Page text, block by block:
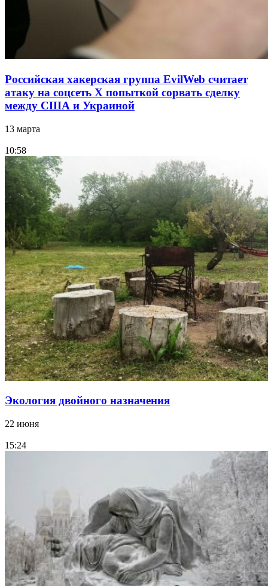
Российская хакерская группа EvilWeb считает
атаку на соцсеть Х попыткой сорвать сделку
между США и Украиной
13 марта
10:58
Экология двойного назначения
22 июня
15:24